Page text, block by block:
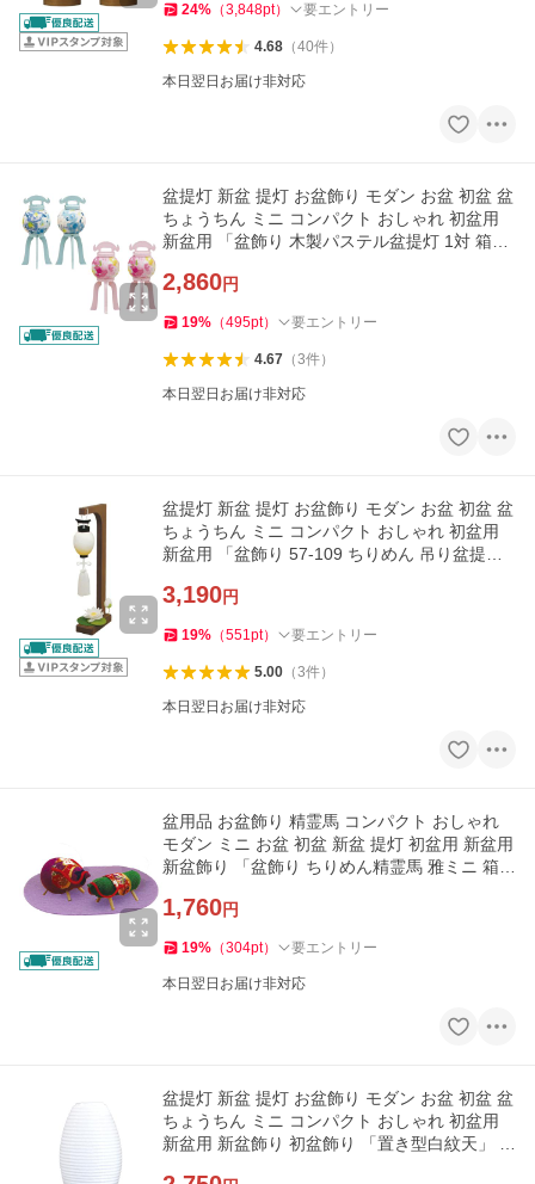
24% （3,848pt） 要エントリー
4.68（40件）
本日翌日お届け非対応
盆提灯 新盆 提灯 お盆飾り モダン お盆 初盆 盆
ちょうちん ミニ コンパクト おしゃれ 初盆用
新盆用 「盆飾り 木製パステル盆提灯 1対 箱入
2,860円
19% （495pt） 要エントリー
4.67（3件）
本日翌日お届け非対応
盆提灯 新盆 提灯 お盆飾り モダン お盆 初盆 盆
ちょうちん ミニ コンパクト おしゃれ 初盆用
新盆用 「盆飾り 57-109 ちりめん 吊り盆提灯
3,190円
19% （551pt） 要エントリー
5.00（3件）
本日翌日お届け非対応
盆用品 お盆飾り 精霊馬 コンパクト おしゃれ
モダン ミニ お盆 初盆 新盆 提灯 初盆用 新盆用
新盆飾り 「盆飾り ちりめん精霊馬 雅ミニ 箱入
1,760円
19% （304pt） 要エントリー
本日翌日お届け非対応
盆提灯 新盆 提灯 お盆飾り モダン お盆 初盆 盆
ちょうちん ミニ コンパクト おしゃれ 初盆用
新盆用 新盆飾り 初盆飾り 「置き型白紋天」 最